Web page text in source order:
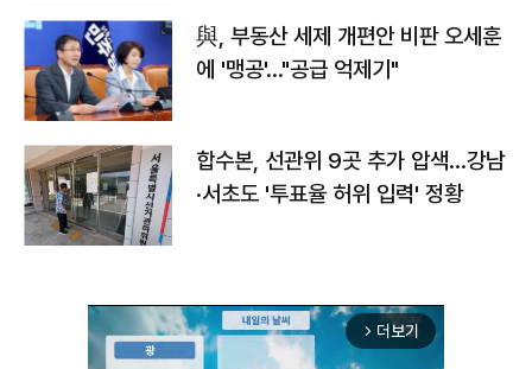
與, 부동산 세제 개편안 비판 오세훈
에 '맹공'…"공급 억제기"
합수본, 선관위 9곳 추가 압색…강남
·서초도 '투표율 허위 입력' 정황
arrow_forward_ios 더보기